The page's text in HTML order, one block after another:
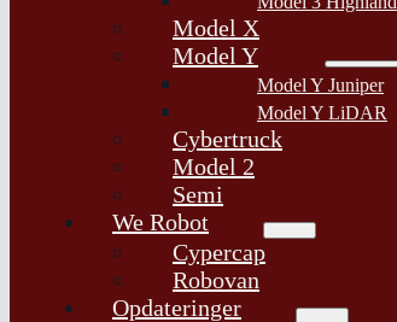
Model X
Model Y
Model Y Juniper
Model Y LiDAR
Cybertruck
Model 2
Semi
We Robot
Cypercap
Robovan
Opdateringer